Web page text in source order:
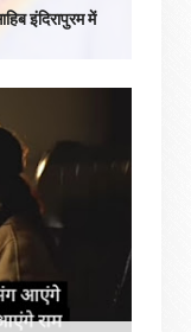
इंदिरापुरम में